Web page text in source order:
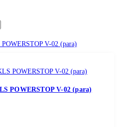
POWERSTOP V-02 (para)